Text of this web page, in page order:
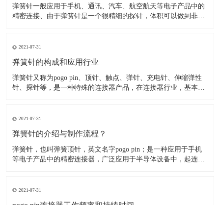
弹簧针一般应用于手机、通讯、汽车、航空航天等电子产品中的
精密连接、由于弹簧针是一个很精细的探针，体积可以做到非常
2021-07-31
弹簧针的构成和应用行业
​弹簧针又称为pogo pin、顶针、触点、弹针、充电针、伸缩弹性
针、探针等，是一种特殊的连接器产品，在连接器行业，基本结
2021-07-31
弹簧针的介绍与制作流程？
弹簧针，也叫弹簧顶针，英文名字pogo pin；是一种应用于手机
等电子产品中的精密连接器，广泛应用于半导体设备中，起连接
至1块左右；Pogo pin是一种由针轴
2021-07-31